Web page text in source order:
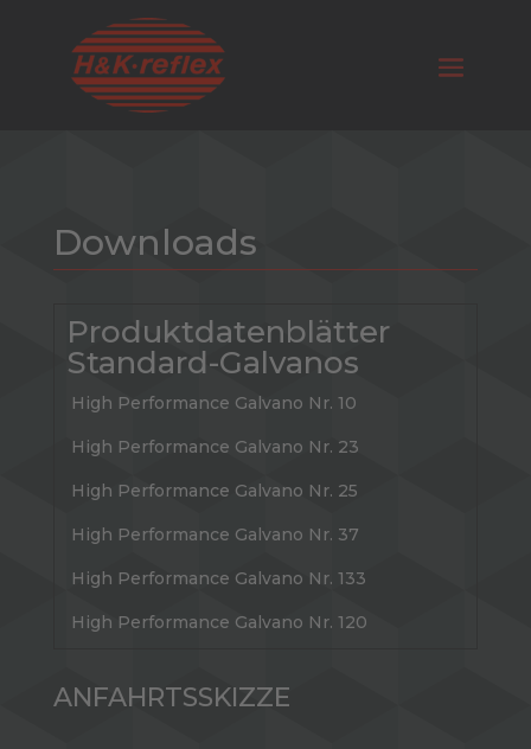
Downloads
Produktdatenblätter
Standard-Galvanos
High Performance Galvano Nr. 10
High Performance Galvano Nr. 23
High Performance Galvano Nr. 25
High Performance Galvano Nr. 37
High Performance Galvano Nr. 133
High Performance Galvano Nr. 120
ANFAHRTSSKIZZE